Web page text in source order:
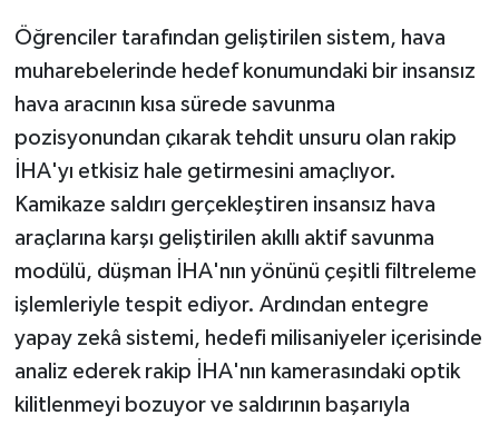
Öğrenciler tarafından geliştirilen sistem, hava
muharebelerinde hedef konumundaki bir insansız
hava aracının kısa sürede savunma
pozisyonundan çıkarak tehdit unsuru olan rakip
İHA'yı etkisiz hale getirmesini amaçlıyor.
Kamikaze saldırı gerçekleştiren insansız hava
araçlarına karşı geliştirilen akıllı aktif savunma
modülü, düşman İHA'nın yönünü çeşitli filtreleme
işlemleriyle tespit ediyor. Ardından entegre
yapay zekâ sistemi, hedefi milisaniyeler içerisinde
analiz ederek rakip İHA'nın kamerasındaki optik
kilitlenmeyi bozuyor ve saldırının başarıyla